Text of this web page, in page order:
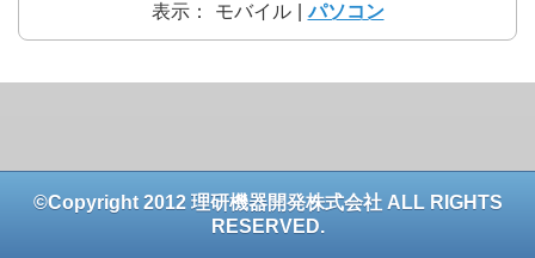
表示： モバイル パソコン
©Copyright 2012 理研機器開発株式会社 ALL RIGHTS
RESERVED.